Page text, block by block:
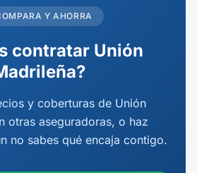
Y AHORRA
contratar Unión
y coberturas de Unión
otras aseguradoras, o haz
no sabes qué encaja contigo.